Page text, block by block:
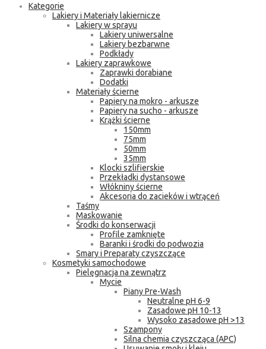
Kategorie
Lakiery i Materiały lakiernicze
Lakiery w sprayu
Lakiery uniwersalne
Lakiery bezbarwne
Podkłady
Lakiery zaprawkowe
Zaprawki dorabiane
Dodatki
Materiały ścierne
Papiery na mokro - arkusze
Papiery na sucho - arkusze
Krążki ścierne
150mm
75mm
50mm
35mm
Klocki szlifierskie
Przekładki dystansowe
Włókniny ścierne
Akcesoria do zacieków i wtrąceń
Taśmy
Maskowanie
Środki do konserwacji
Profile zamknięte
Baranki i środki do podwozia
Smary i Preparaty czyszczące
Kosmetyki samochodowe
Pielęgnacja na zewnątrz
Mycie
Piany Pre-Wash
Neutralne pH 6-9
Zasadowe pH 10-13
Wysoko zasadowe pH >13
Szampony
Silna chemia czyszcząca (APC)